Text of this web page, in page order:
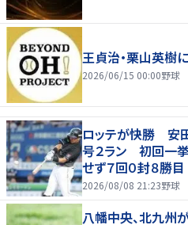
王貞治・栗山英樹
2026/06/15 00:00野球
ロッテが快勝 安田
号２ラン 初回一
せず７回０封８勝目
2026/08/08 21:23野球
八幡中央、北九州